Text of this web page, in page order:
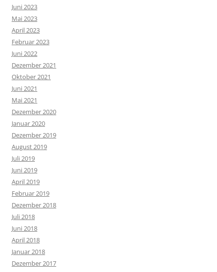
Juni 2023
Mai 2023
April 2023
Februar 2023
Juni 2022
Dezember 2021
Oktober 2021
Juni 2021
Mai 2021
Dezember 2020
Januar 2020
Dezember 2019
August 2019
Juli 2019
Juni 2019
April 2019
Februar 2019
Dezember 2018
Juli 2018
Juni 2018
April 2018
Januar 2018
Dezember 2017